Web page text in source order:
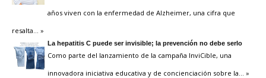
años viven con la enfermedad de Alzheimer, una cifra que
resalta … »
La hepatitis C puede ser invisible; la prevención no debe serlo
Como parte del lanzamiento de la campaña InviCible, una
innovadora iniciativa educativa y de concienciación sobre la … »